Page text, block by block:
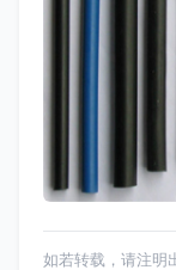
如若转载，请注明